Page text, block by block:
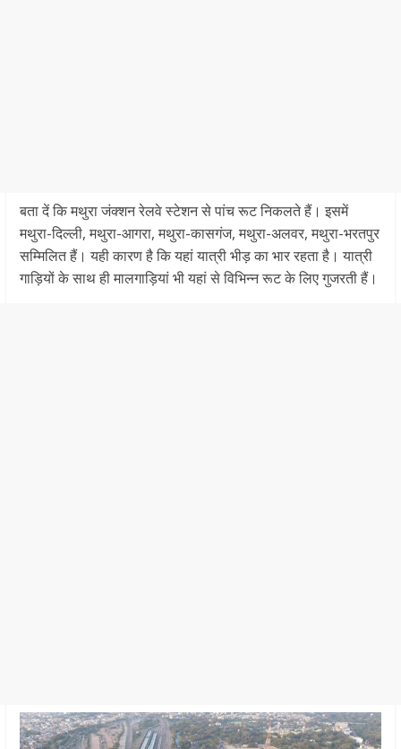
बता दें कि मथुरा जंक्शन रेलवे स्टेशन से पांच रूट निकलते हैं। इसमें
मथुरा-दिल्ली, मथुरा-आगरा, मथुरा-कासगंज, मथुरा-अलवर, मथुरा-भरतपुर
सम्मिलित हैं। यही कारण है कि यहां यात्री भीड़ का भार रहता है। यात्री
गाड़ियों के साथ ही मालगाड़ियां भी यहां से विभिन्न रूट के लिए गुजरती हैं।